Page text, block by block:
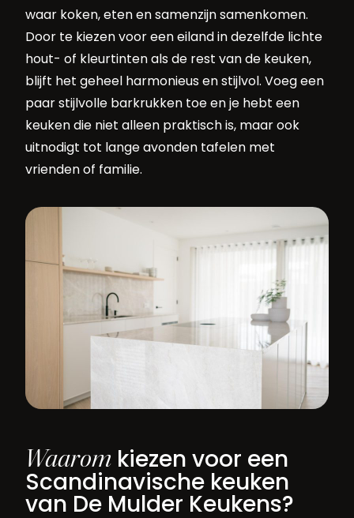
waar koken, eten en samenzijn samenkomen.
Door te kiezen voor een eiland in dezelfde lichte
hout- of kleurtinten als de rest van de keuken,
blijft het geheel harmonieus en stijlvol. Voeg een
paar stijlvolle barkrukken toe en je hebt een
keuken die niet alleen praktisch is, maar ook
uitnodigt tot lange avonden tafelen met
vrienden of familie.
Waarom kiezen voor een
Scandinavische keuken
van De Mulder Keukens?